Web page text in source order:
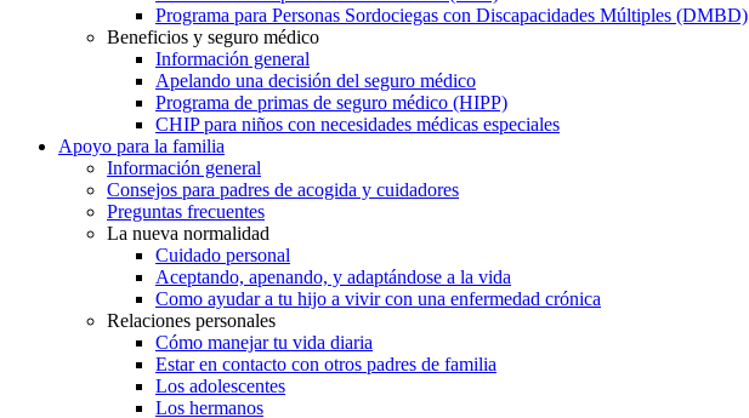
Programa para Personas Sordociegas con Discapacidades Múltiples (DMBD)
Beneficios y seguro médico
Información general
Apelando una decisión del seguro médico
Programa de primas de seguro médico (HIPP)
CHIP para niños con necesidades médicas especiales
Apoyo para la familia
Información general
Consejos para padres de acogida y cuidadores
Preguntas frecuentes
La nueva normalidad
Cuidado personal
Aceptando, apenando, y adaptándose a la vida
Como ayudar a tu hijo a vivir con una enfermedad crónica
Relaciones personales
Cómo manejar tu vida diaria
Estar en contacto con otros padres de familia
Los adolescentes
Los hermanos